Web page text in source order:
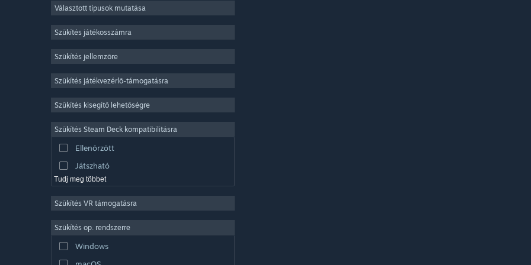
Sokszereplős többjátékos
Indie
Könnyed
Szimuláció
Videószerkesztés
Fényképszerkesztés
Választott típusok mutatása
Szűkítés játékosszámra
Szűkítés jellemzőre
Szűkítés játékvezérlő-támogatásra
Szűkítés kisegítő lehetőségre
Szűkítés Steam Deck kompatibilitásra
Ellenőrzött
Játszható
Tudj meg többet
Szűkítés VR támogatásra
Szűkítés op. rendszerre
Windows